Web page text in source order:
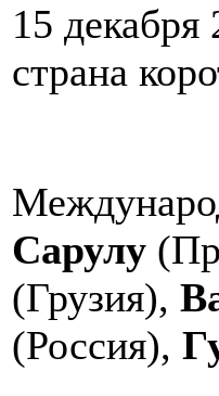
15
страна
Сарулу
(Грузия),
(Россия),